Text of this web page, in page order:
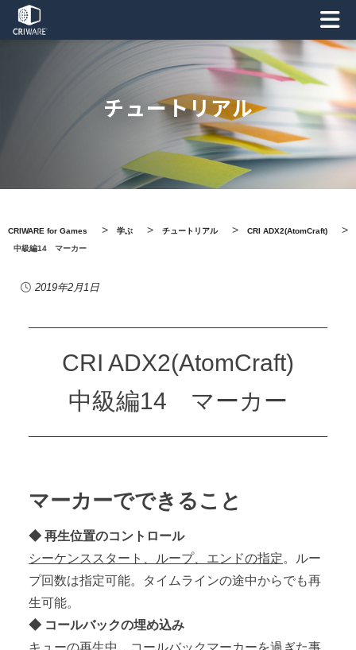
チュートリアル
CRIWARE for Games > 学ぶ > チュートリアル > CRI ADX2(AtomCraft) >
中級編14 マーカー
2019年2月1日
CRI ADX2(AtomCraft)
中級編14 マーカー
マーカーでできること
◆ 再生位置のコントロール
シーケンススタート、ループ、エンドの指定。ルー
プ回数は指定可能。タイムラインの途中からでも再
生可能。
◆ コールバックの埋め込み
キューの再生中、コールバックマーカーを過ぎた事